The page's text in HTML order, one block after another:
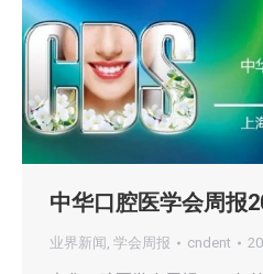
中华口腔医学会周报
业界新闻 , 学会周报 cndent